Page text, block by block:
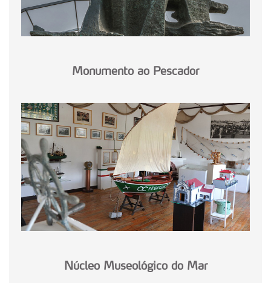
Monumento ao Pescador
Núcleo Museológico do Mar